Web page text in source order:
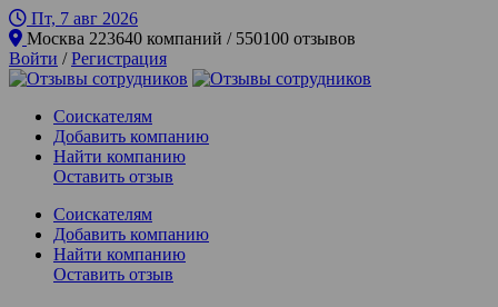
Пт, 7 авг 2026
Москва
223640 компаний / 550100 отзывов
Войти /Регистрация
Соискателям
Добавить компанию
Найти компанию
Оставить отзыв
Соискателям
Добавить компанию
Найти компанию
Оставить отзыв